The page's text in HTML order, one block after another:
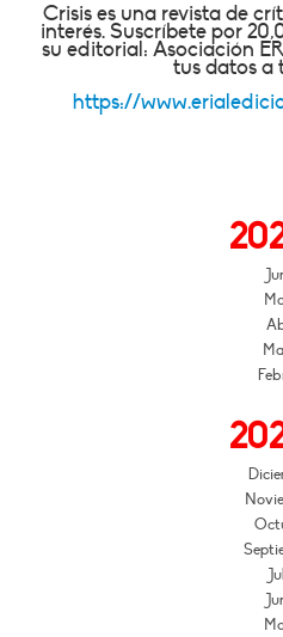
Crisis es una revista de
interés. Suscríbete por
su editorial: Asociación
tus datos a
https://